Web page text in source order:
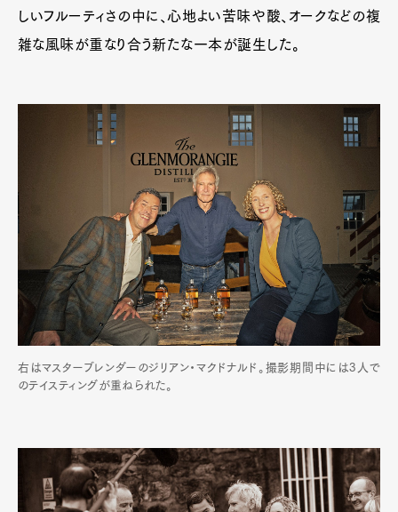
しいフルーティさの中に、心地よい苦味や酸、オークなどの複
雑な風味が重なり合う新たな一本が誕生した。
右はマスターブレンダーのジリアン・マクドナルド。撮影期間中には3人で
のテイスティングが重ねられた。